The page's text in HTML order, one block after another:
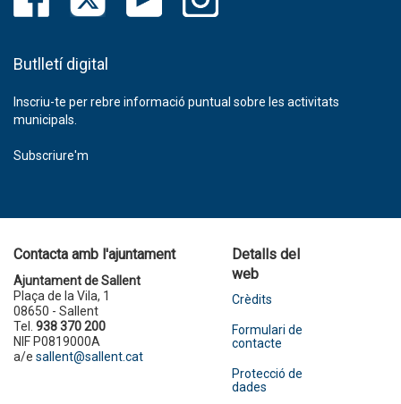
Butlletí digital
Inscriu-te per rebre informació puntual sobre les activitats
municipals.
Subscriure'm
Contacta amb l'ajuntament
Ajuntament de Sallent
Plaça de la Vila, 1
08650 - Sallent
Tel. 938 370 200
NIF P0819000A
a/e sallent@sallent.cat
Detalls del
web
Crèdits
Formulari de
contacte
Protecció de
dades